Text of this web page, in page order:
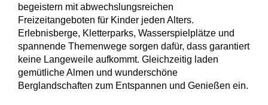
begeistern mit abwechslungsreichen
Freizeitangeboten für Kinder jeden Alters.
Erlebnisberge, Kletterparks, Wasserspielplätze und
spannende Themenwege sorgen dafür, dass garantiert
keine Langeweile aufkommt. Gleichzeitig laden
gemütliche Almen und wunderschöne
Berglandschaften zum Entspannen und Genießen ein.